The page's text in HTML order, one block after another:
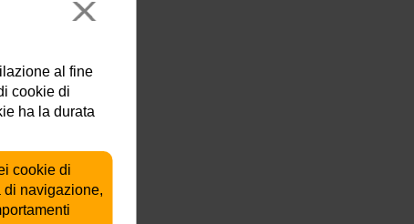
al fine
cookie di
ha la durata
cookie di
di navigazione,